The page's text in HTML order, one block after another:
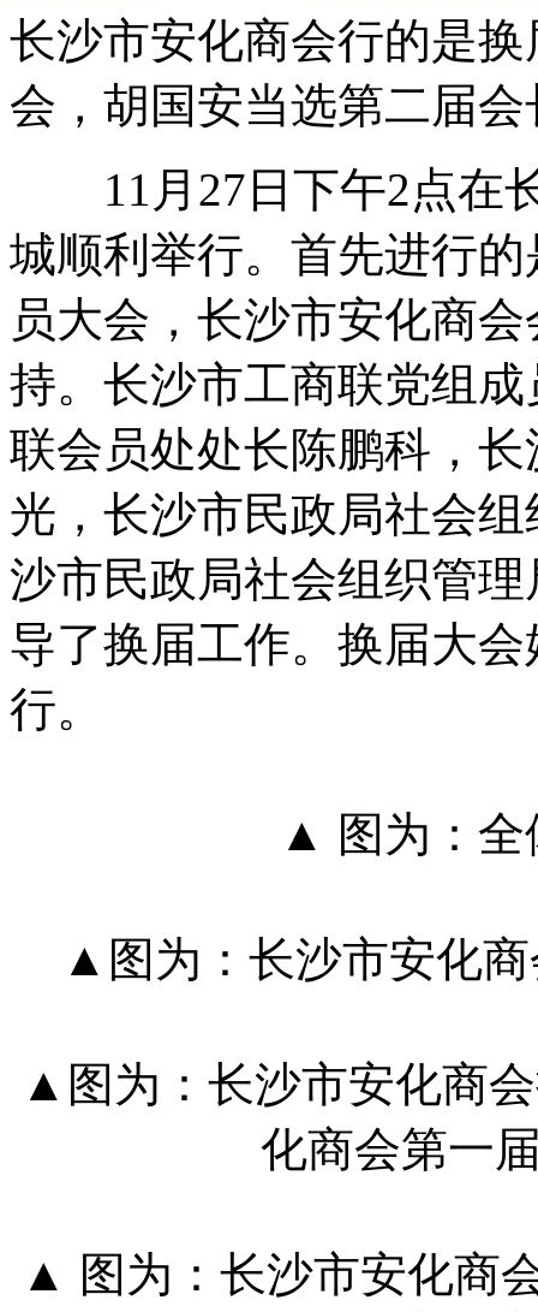
长沙市安化商会行的是
会，胡国安当选第二届会
11月27日下午2点在
城顺利举行。首先进行
员大会，长沙市安化商
持。长沙市工商联党组
联会员处处长陈鹏科，
光，长沙市民政局社会
沙市民政局社会组织管
导了换届工作。换届大
行。
▲ 图为：全
▲图为：长沙市安化
▲图为：长沙市安化商
化商会第一
▲ 图为：长沙市安化商